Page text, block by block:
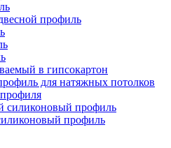
профиль
в гипсокартон
для натяжных потолков
профиль